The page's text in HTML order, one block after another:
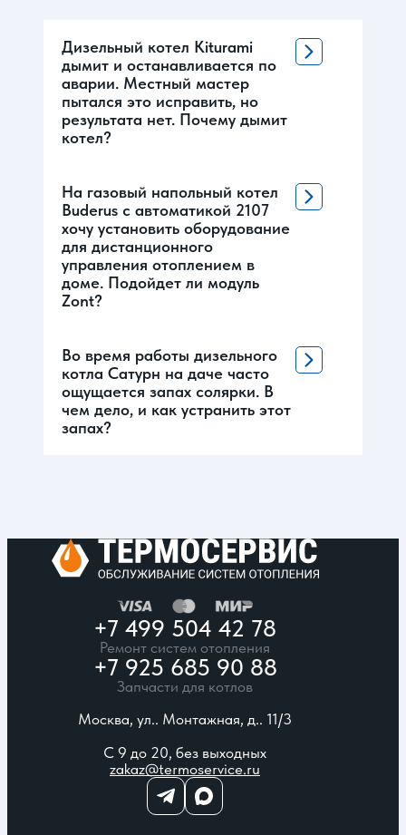
Дизельный котел Kiturami
дымит и останавливается по
аварии. Местный мастер
пытался это исправить, но
результата нет. Почему дымит
котел?
На газовый напольный котел
Buderus с автоматикой 2107
хочу установить оборудование
для дистанционного
управления отоплением в
доме. Подойдет ли модуль
Zont?
Во время работы дизельного
котла Сатурн на даче часто
ощущается запах солярки. В
чем дело, и как устранить этот
запах?
+7 499 504 42 78
Ремонт систем отопления
+7 925 685 90 88
Запчасти для котлов
Москва, ул.. Монтажная, д.. 11/3
С 9 до 20, без выходных
zakaz@termoservice.ru